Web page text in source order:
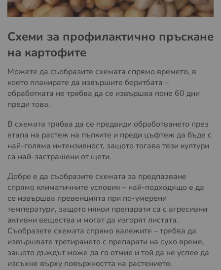
Схеми за профилактично пръскане
на картофите
Можете да съобразите схемата спрямо времето, в
което планирате да извършите беритбата –
обработката не трябва да се извършва поне 60 дни
преди това.
В схемата трябва да се предвиди обработването през
етапа на растеж на пъпките и преди цъфтеж да бъде с
най-голяма интензивност, защото тогава тези култури
са най-застрашени от щети.
Добре е да съобразите схемата за предпазване
спрямо климатичните условия – най-подходящо е да
се извършва превенцията при по-умерени
температури, защото някои препарати са с агресивни
активни вещества и могат да изгорят листата.
Съобразете схемата спрямо валежите – трябва да
извършвате третирането с препарати на сухо време,
защото дъждът може да го отмие и той да не успее да
изсъхне върху повърхността на растението.